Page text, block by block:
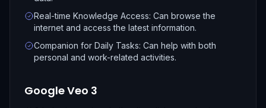
Real-time Knowledge Access: Can browse the
internet and access the latest information.
Companion for Daily Tasks: Can help with both
personal and work-related activities.
Google Veo 3